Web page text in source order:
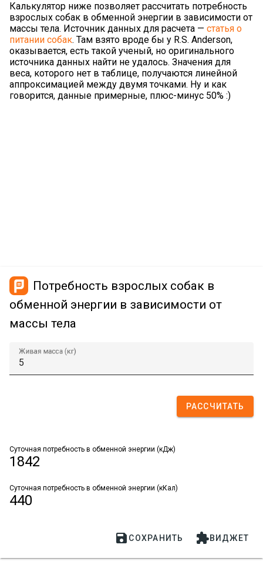
Калькулятор ниже позволяет рассчитать потребность
взрослых собак в обменной энергии в зависимости от
массы тела. Источник данных для расчета — статья о
питании собак. Там взято вроде бы у R.S. Anderson,
оказывается, есть такой ученый, но оригинального
источника данных найти не удалось. Значения для
веса, которого нет в таблице, получаются линейной
аппроксимацией между двумя точками. Ну и как
говорится, данные примерные, плюс-минус 50% :)
Потребность взрослых собак в
обменной энергии в зависимости от
массы тела
Живая масса (кг)
РАССЧИТАТЬ
Суточная потребность в обменной энергии (кДж)
1842
Суточная потребность в обменной энергии (кКал)
440
 СОХРАНИТЬ ВИДЖЕТ